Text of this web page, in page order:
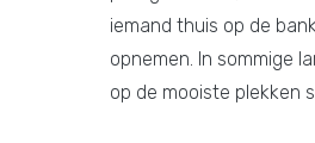
iemand thuis op de
opnemen. In sommige
op de mooiste plekken